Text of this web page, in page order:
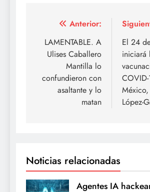
Navegación
de
entradas
Anterior:
LAMENTABLE. A
Ulises Caballero
Mantilla lo
confundieron con
asaltante y lo
matan
El 24
iniciará
López-
Noticias relacionadas
Agentes IA